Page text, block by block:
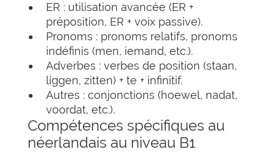
ER : utilisation avancée (ER +
préposition, ER + voix passive).
Pronoms : pronoms relatifs, pronoms
indéfinis (men, iemand, etc.).
Adverbes : verbes de position (staan,
liggen, zitten) + te + infinitif.
Autres : conjonctions (hoewel, nadat,
voordat, etc.).
Compétences spécifiques au
néerlandais au niveau B1